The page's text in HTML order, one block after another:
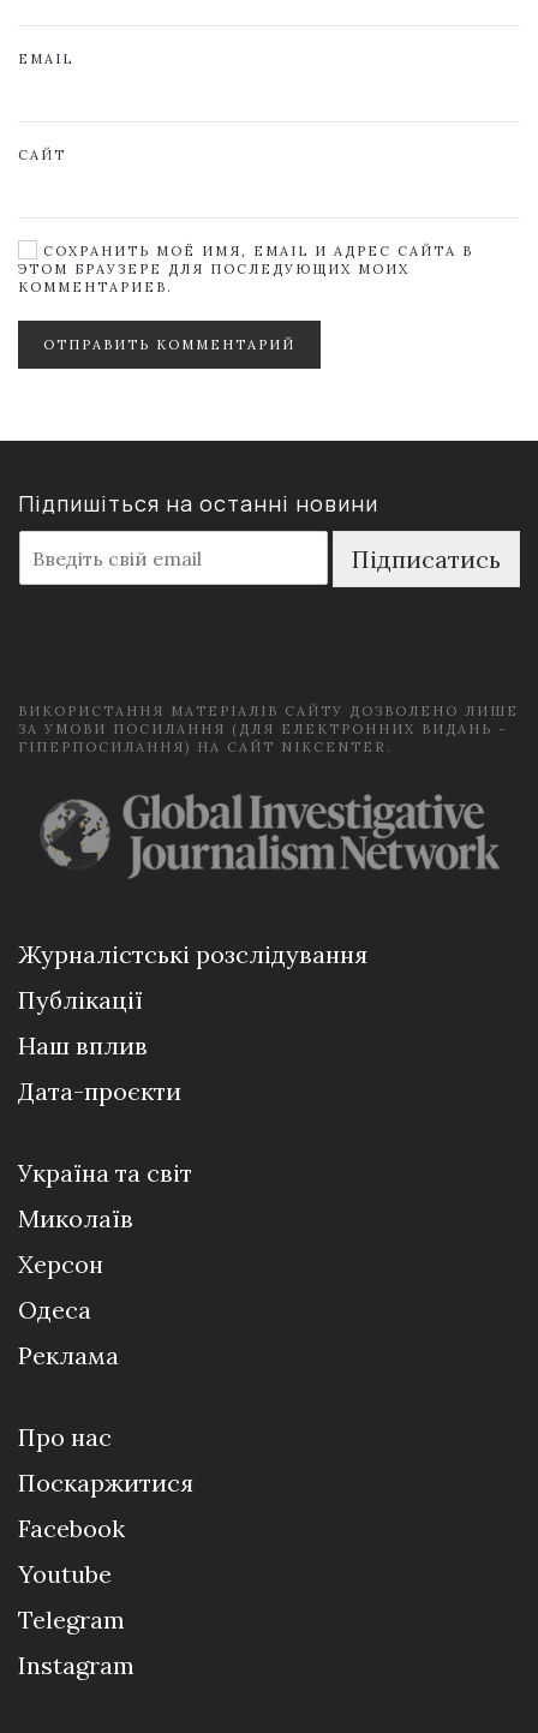
EMAIL
САЙТ
СОХРАНИТЬ МОЁ ИМЯ, EMAIL И АДРЕС САЙТА В
ЭТОМ БРАУЗЕРЕ ДЛЯ ПОСЛЕДУЮЩИХ МОИХ
КОММЕНТАРИЕВ.
ОТПРАВИТЬ КОММЕНТАРИЙ
Підпишіться на останні новини
m
a
Підписатись
ВИКОРИСТАННЯ МАТЕРІАЛІВ САЙТУ ДОЗВОЛЕНО ЛИШЕ
ЗА УМОВИ ПОСИЛАННЯ (ДЛЯ ЕЛЕКТРОННИХ ВИДАНЬ -
ГІПЕРПОСИЛАННЯ) НА САЙТ NIKCENTER.
Журналістські розслідування
Публікації
Наш вплив
Дата-проєкти
Україна та світ
Миколаїв
Херсон
Одеса
Реклама
Про нас
Поскаржитися
Facebook
Youtube
Telegram
Instagram